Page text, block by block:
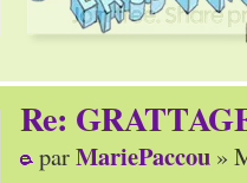
Re:
parMariePaccou »